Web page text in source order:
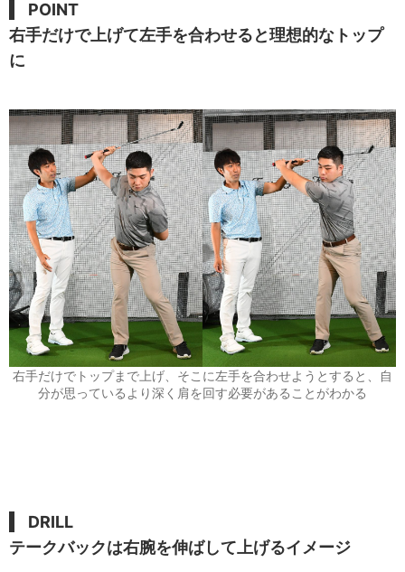
POINT
右手だけで上げて左手を合わせると理想的なトップ
に
右手だけでトップまで上げ、そこに左手を合わせようとすると、自
分が思っているより深く肩を回す必要があることがわかる
DRILL
テークバックは右腕を伸ばして上げるイメージ